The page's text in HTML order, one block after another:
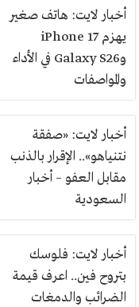
أخبار لايت: هاتف صغير
يهزم iPhone 17
وGalaxy S26 في الأداء
والمواصفات
أخبار لايت: «صفقة
نتنياهو».. الإقرار بالذنب
مقابل العفو – أخبار
السعودية
أخبار لايت: فلوسك
بتروح فين.. اعرف قيمة
الضرائب والدمغات